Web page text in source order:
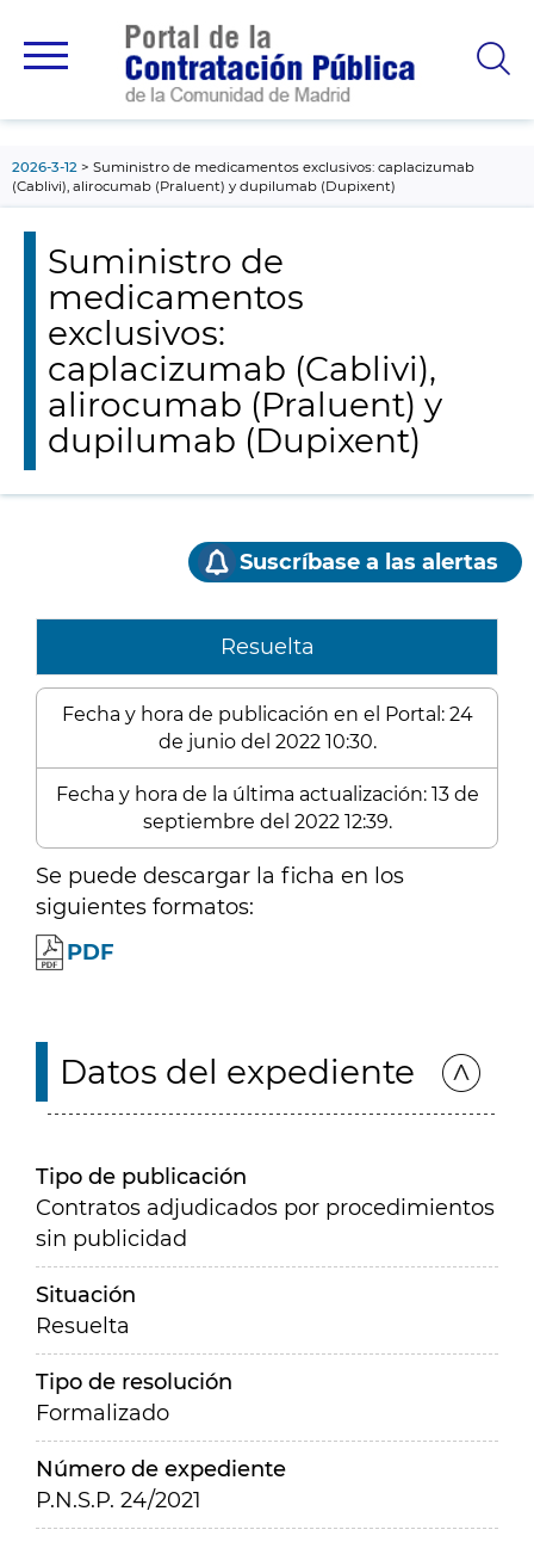
principal
2026-3-12
Suministro de medicamentos exclusivos: caplacizumab
(Cablivi), alirocumab (Praluent) y dupilumab (Dupixent)
Suministro de
medicamentos
exclusivos:
caplacizumab (Cablivi),
alirocumab (Praluent) y
dupilumab (Dupixent)
Suscríbase a las alertas
Resuelta
Fecha y hora de publicación en el Portal: 24
de junio del 2022 10:30.
Fecha y hora de la última actualización: 13 de
septiembre del 2022 12:39.
Se puede descargar la ficha en los
siguientes formatos:
PDF
Datos del expediente
Tipo de publicación
Contratos adjudicados por procedimientos
sin publicidad
Situación
Resuelta
Tipo de resolución
Formalizado
Número de expediente
P.N.S.P. 24/2021